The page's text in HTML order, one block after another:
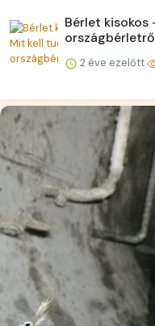
Bérlet
2 éve ezelőtt